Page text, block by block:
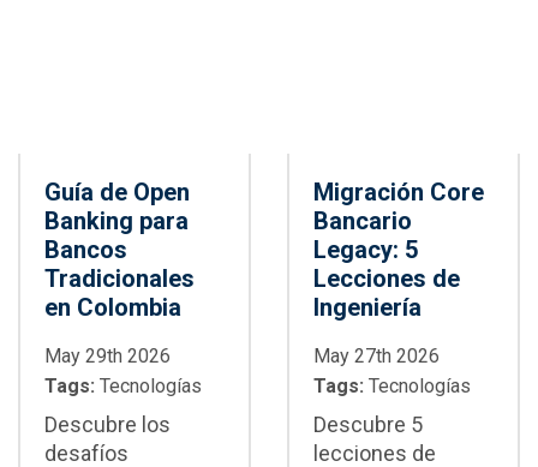
Guía de Open
Banking para
Bancos
Tradicionales
en Colombia
May 29th 2026
Tags: Tecnologías
Descubre los
desafíos
Migración Core
Bancario
Legacy: 5
Lecciones de
Ingeniería
May 27th 2026
Tags: Tecnologías
Descubre 5
lecciones de